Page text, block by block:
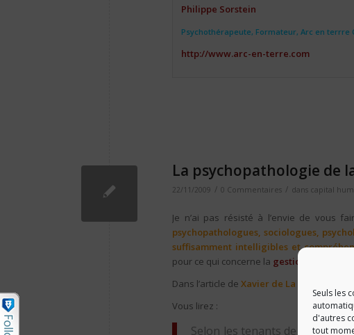
Seuls les
d'autres
tout
Philippe Sorstein
Psychothérapeute, Formateur, Arc en terrre
http://www.arc-en-terre.com
La psychopathologie de
22/11/2009 / 0 Commentaires / dans capital
Je n’ai pas résisté à l’envie de vous
psychopathologues, sociologues,
suffisamment intelligibles et
pour ce qui concerne la gestion du
Dans l’article deXavier de La Vega
Vous lirez :
Selon les tenants de l’